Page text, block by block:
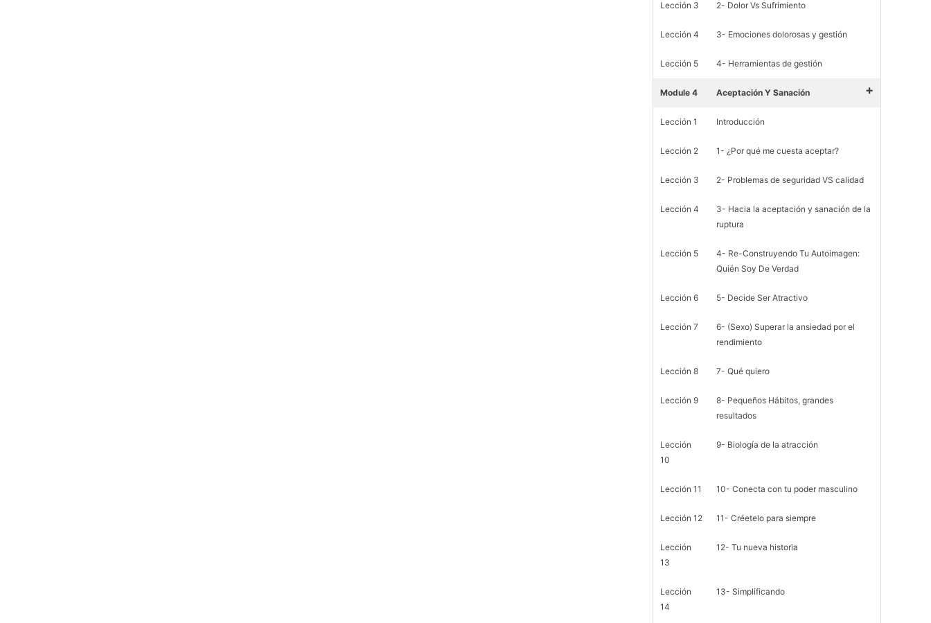
Lección 3 2- Dolor Vs Sufrimiento
Lección 4 3- Emociones dolorosas y gestión
Lección 5 4- Herramientas de gestión
Module 4 Aceptación Y Sanación +
Lección 1 Introducción
Lección 2 1- ¿Por qué me cuesta aceptar?
Lección 3 2- Problemas de seguridad VS calidad
Lección 4
3- Hacia la aceptación y sanación de la
ruptura
Lección 5
4- Re-Construyendo Tu Autoimagen:
Quién Soy De Verdad
Lección 6 5- Decide Ser Atractivo
Lección 7
6- (Sexo) Superar la ansiedad por el
rendimiento
Lección 8 7- Qué quiero
Lección 9
8- Pequeños Hábitos, grandes
resultados
Lección
10
9- Biología de la atracción
Lección 11 10- Conecta con tu poder masculino
Lección 12 11- Créetelo para siempre
Lección
13
12- Tu nueva historia
Lección
14
13- Simplificando